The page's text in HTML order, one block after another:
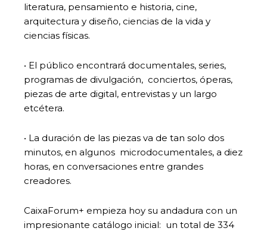
literatura, pensamiento e historia, cine,
arquitectura y diseño, ciencias de la vida y
ciencias físicas.
• El público encontrará documentales, series,
programas de divulgación, conciertos, óperas,
piezas de arte digital, entrevistas y un largo
etcétera.
• La duración de las piezas va de tan solo dos
minutos, en algunos microdocumentales, a diez
horas, en conversaciones entre grandes
creadores.
CaixaForum+ empieza hoy su andadura con un
impresionante catálogo inicial: un total de 334